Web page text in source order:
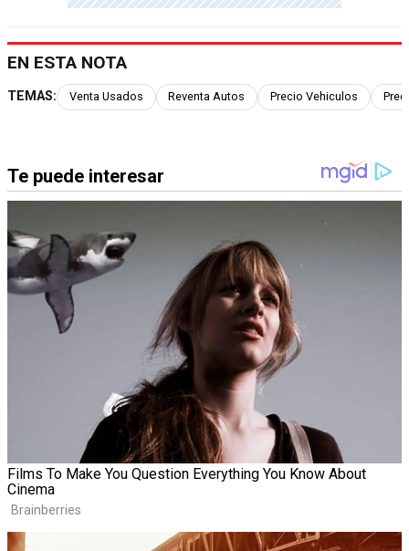
EN ESTA NOTA
TEMAS: Venta Usados Reventa Autos Precio Vehiculos